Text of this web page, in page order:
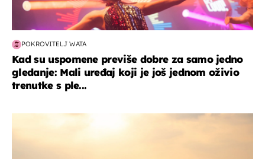
POKROVITELJ WATA
Kad su uspomene previše dobre za samo jedno
gledanje: Mali uređaj koji je još jednom oživio
trenutke s ple...